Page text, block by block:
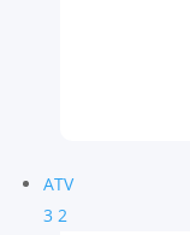
ATV
3 2